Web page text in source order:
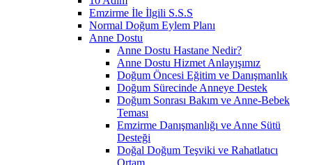
Emzirme İle İlgili S.S.S
Normal Doğum Eylem Planı
Anne Dostu
Anne Dostu Hastane Nedir?
Anne Dostu Hizmet Anlayışımız
Doğum Öncesi Eğitim ve Danışmanlık
Doğum Sürecinde Anneye Destek
Doğum Sonrası Bakım ve Anne-Bebek
Teması
Emzirme Danışmanlığı ve Anne Sütü
Desteği
Doğal Doğum Teşviki ve Rahatlatıcı
Ortam